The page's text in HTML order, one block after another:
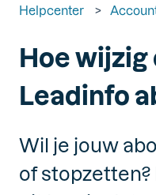
Helpcenter
Hoe
Leadinfo
Wil je jouw
of